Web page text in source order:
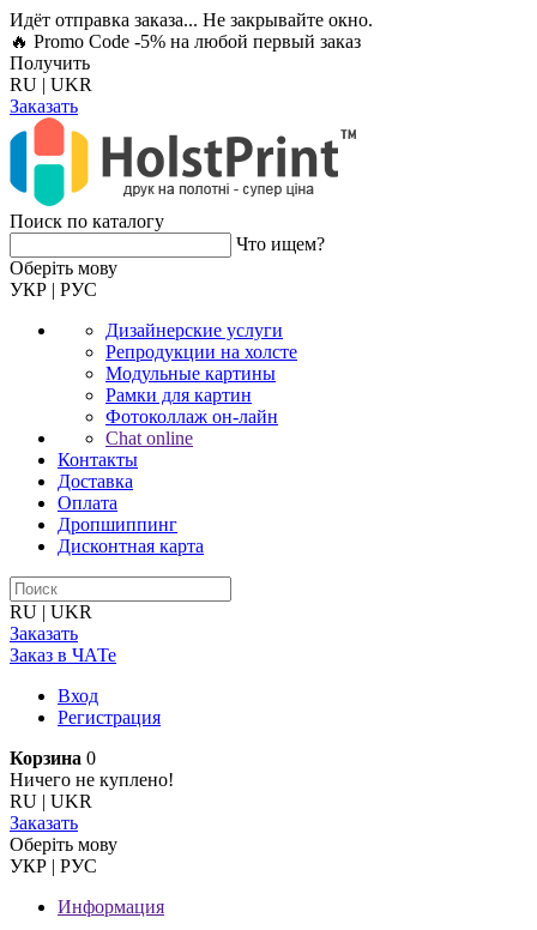
Идёт отправка заказа... Не закрывайте окно.
🔥 Promo Code -5% на любой первый заказ
Получить
RU | UKR
Заказать
Поиск по каталогу
Что ищем?
Оберiть мову
УКР | РУС
Дизайнерские услуги
Репродукции на холсте
Модульные картины
Рамки для картин
Фотоколлаж он-лайн
Chat online
Контакты
Доставка
Оплата
Дропшиппинг
Дисконтная карта
RU | UKR
Заказать
Заказ в ЧАТе
Вход
Регистрация
Корзина 0
Ничего не куплено!
RU | UKR
Заказать
Оберiть мову
УКР | РУС
Информация